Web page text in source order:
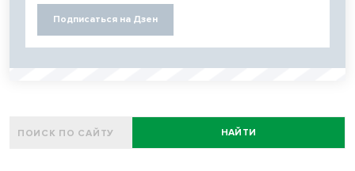
Подписаться на Дзен
НАЙТИ